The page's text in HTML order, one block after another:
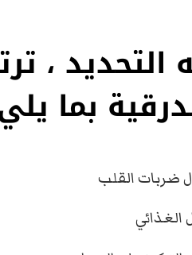
،
بما
ضربات القلب
الغذائي